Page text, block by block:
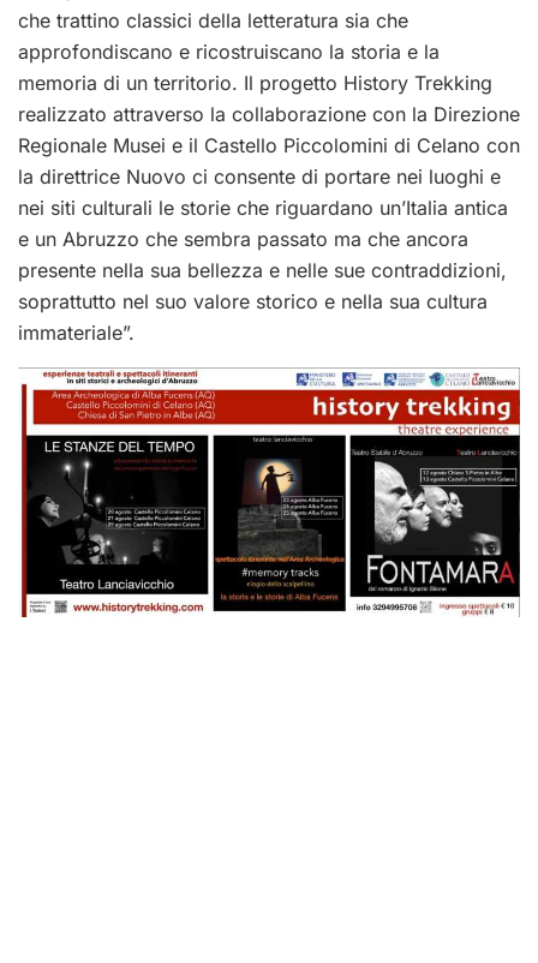
che trattino classici della letteratura sia che
approfondiscano e ricostruiscano la storia e la
memoria di un territorio. Il progetto History Trekking
realizzato attraverso la collaborazione con la Direzione
Regionale Musei e il Castello Piccolomini di Celano con
la direttrice Nuovo ci consente di portare nei luoghi e
nei siti culturali le storie che riguardano un’Italia antica
e un Abruzzo che sembra passato ma che ancora
presente nella sua bellezza e nelle sue contraddizioni,
soprattutto nel suo valore storico e nella sua cultura
immateriale”.